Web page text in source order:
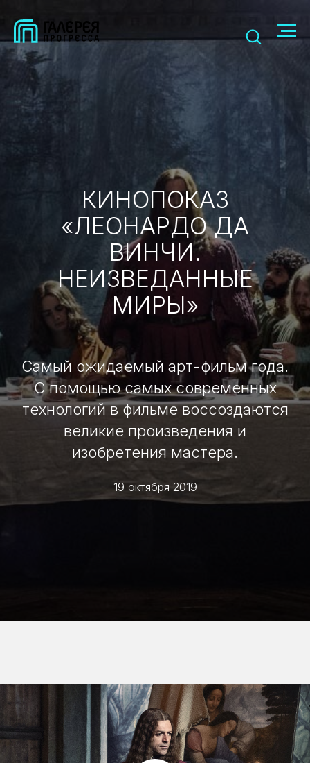
КИНОПОКАЗ
«ЛЕОНАРДО ДА
ВИНЧИ.
НЕИЗВЕДАННЫЕ
МИРЫ»
Самый ожидаемый арт-фильм года.
С помощью самых современных
технологий в фильме воссоздаются
великие произведения и
изобретения мастера.
19 октября 2019